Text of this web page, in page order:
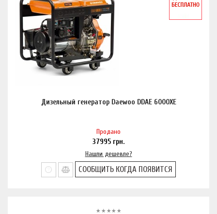
Дизельный генератор Daewoo DDAE 6000XE
Продано
37995 грн.
Нашли дешевле?
СООБЩИТЬ КОГДА ПОЯВИТСЯ